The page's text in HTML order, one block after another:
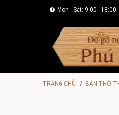
Mon - Sat: 9:00 - 18:00
TRANG CHỦ / BÀN THỜ